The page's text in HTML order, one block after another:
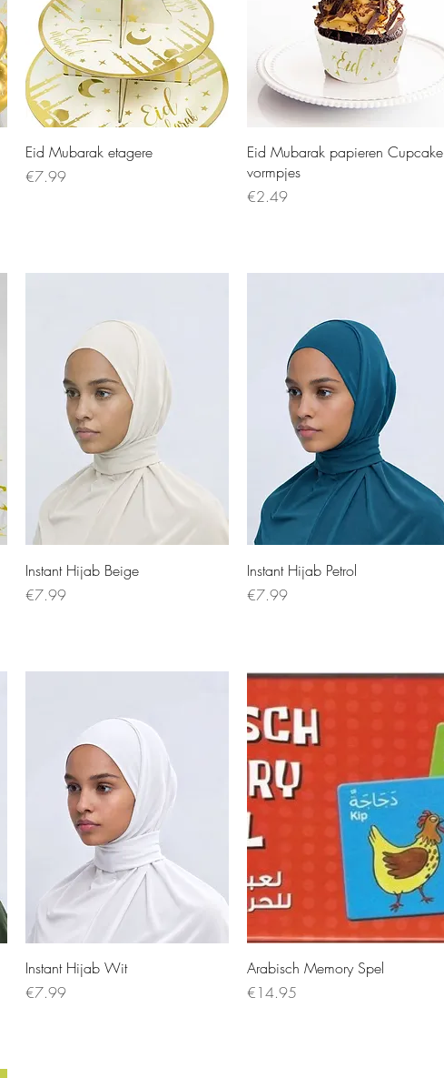
Eid Mubarak etagere
Price
€7.99
Eid Mubarak papieren Cupcake
vormpjes
Price
€2.49
Instant Hijab Beige
Price
€7.99
Instant Hijab Petrol
Price
€7.99
Instant Hijab Wit
Price
€7.99
Arabisch Memory Spel
Price
€14.95